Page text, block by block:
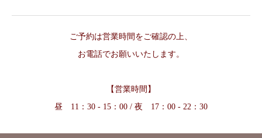
ご予約は営業時間をご確認の上、
お電話でお願いいたします。
【営業時間】
昼 11：30 - 15：00 / 夜 17：00 - 22：30